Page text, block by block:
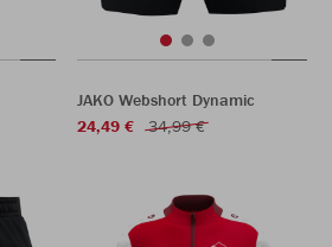
JAKO Webshort Dynamic
24,49 €
34,99 €